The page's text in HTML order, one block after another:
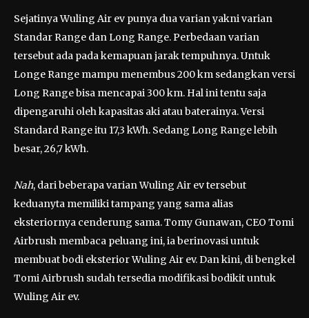
Sejatinya Wuling Air ev punya dua varian yakni varian
Standar Range dan Long Range. Perbedaan varian
tersebut ada pada kemapuan jarak tempuhnya. Untuk
Longe Range mampu menembus 200 km sedangkan versi
Long Range bisa mencapai 300 km. Hal ini tentu saja
dipengaruhi oleh kapasitas aki atau baterainya. Versi
Standard Range itu 17,3 kWh. Sedang Long Range lebih
besar, 26,7 kWh.
Nah, dari beberapa varian Wuling Air ev tersebut
keduanyta memiliki tampang yang sama alias
eksteriornya cenderung sama. Tomy Gunawan, CEO Tomi
Airbrush membaca peluang ini, ia berinovasi untuk
membuat bodi eksterior Wuling Air ev. Dan kini, di bengkel
Tomi Airbrush sudah tersedia modifikasi bodikit untuk
Wuling Air ev.